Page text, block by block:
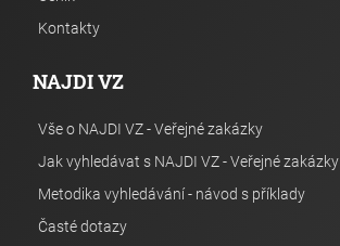
Kontakty
NAJDI VZ
Vše o NAJDI VZ - Veřejné zakázky
Jak vyhledávat s NAJDI VZ - Veřejné zakázky
Metodika vyhledávání - návod s příklady
Časté dotazy